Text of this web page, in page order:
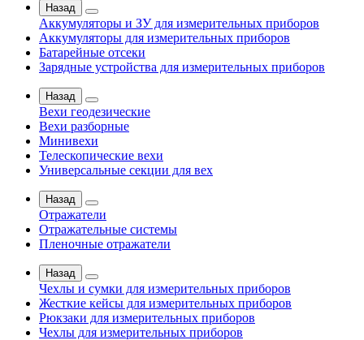
Назад
Аккумуляторы и ЗУ для измерительных приборов
Аккумуляторы для измерительных приборов
Батарейные отсеки
Зарядные устройства для измерительных приборов
Назад
Вехи геодезические
Вехи разборные
Минивехи
Телескопические вехи
Универсальные секции для вех
Назад
Отражатели
Отражательные системы
Пленочные отражатели
Назад
Чехлы и сумки для измерительных приборов
Жесткие кейсы для измерительных приборов
Рюкзаки для измерительных приборов
Чехлы для измерительных приборов